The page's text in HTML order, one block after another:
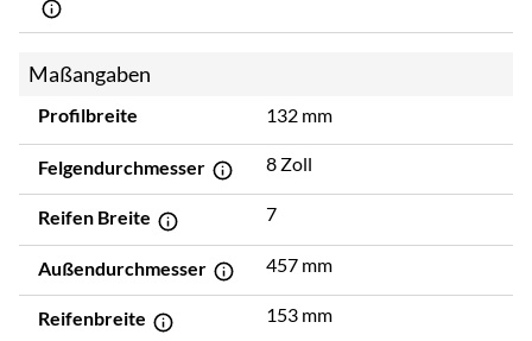
Maßangaben
Profilbreite 132 mm
Felgendurchmesser 8 Zoll
Reifen Breite 7
Außendurchmesser 457 mm
Reifenbreite 153 mm